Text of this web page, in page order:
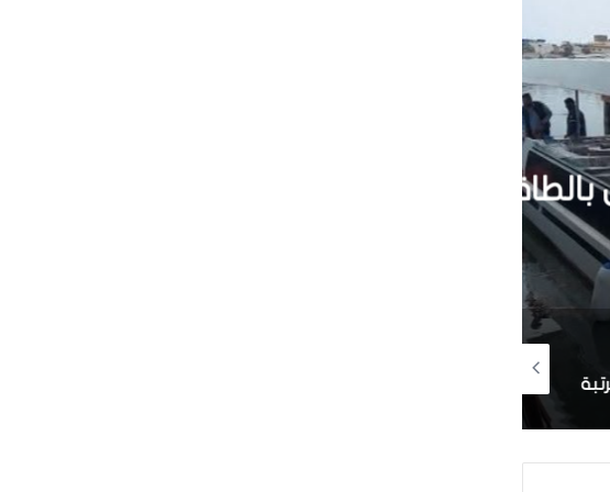
تونس تحتل المرتبة الاولى افريقيا من حيث عدد النساء المطورات للبرمجيات